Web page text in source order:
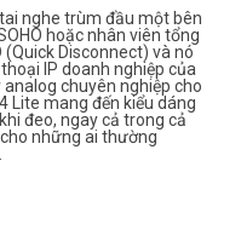
tai nghe trùm đầu một bên
hoặc nhân viên tổng
Disconnect) và nó
IP doanh nghiệp của
chuyên nghiệp cho
Lite mang đến kiểu dáng
đeo, ngay cả trong cả
những ai thường